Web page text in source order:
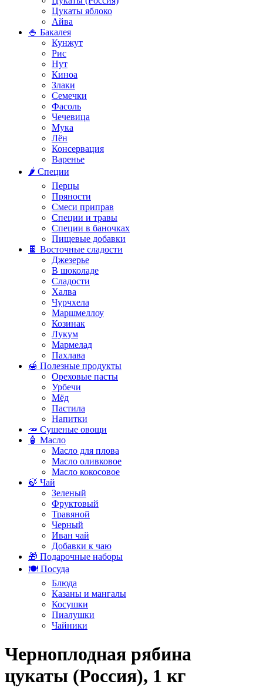
Цукаты яблоко
Айва
🍚 Бакалея
Кунжут
Рис
Нут
Киноа
Злаки
Семечки
Фасоль
Чечевица
Мука
Лён
Консервация
Варенье
🌶️ Специи
Перцы
Пряности
Смеси приправ
Специи и травы
Специи в баночках
Пищевые добавки
🍫 Восточные сладости
Джезерье
В шоколаде
Сладости
Халва
Чурчхела
Маршмеллоу
Козинак
Лукум
Мармелад
Пахлава
🍯 Полезные продукты
Ореховые пасты
Урбечи
Мёд
Пастила
Напитки
🥕 Сушеные овощи
🧴 Масло
Масло для плова
Масло оливковое
Масло кокосовое
🍃 Чай
Зеленый
Фруктовый
Травяной
Черный
Иван чай
Добавки к чаю
🎁 Подарочные наборы
🍽️ Посуда
Блюда
Казаны и мангалы
Косушки
Пиалушки
Чайники
Черноплодная рябина
цукаты (Россия), 1 кг